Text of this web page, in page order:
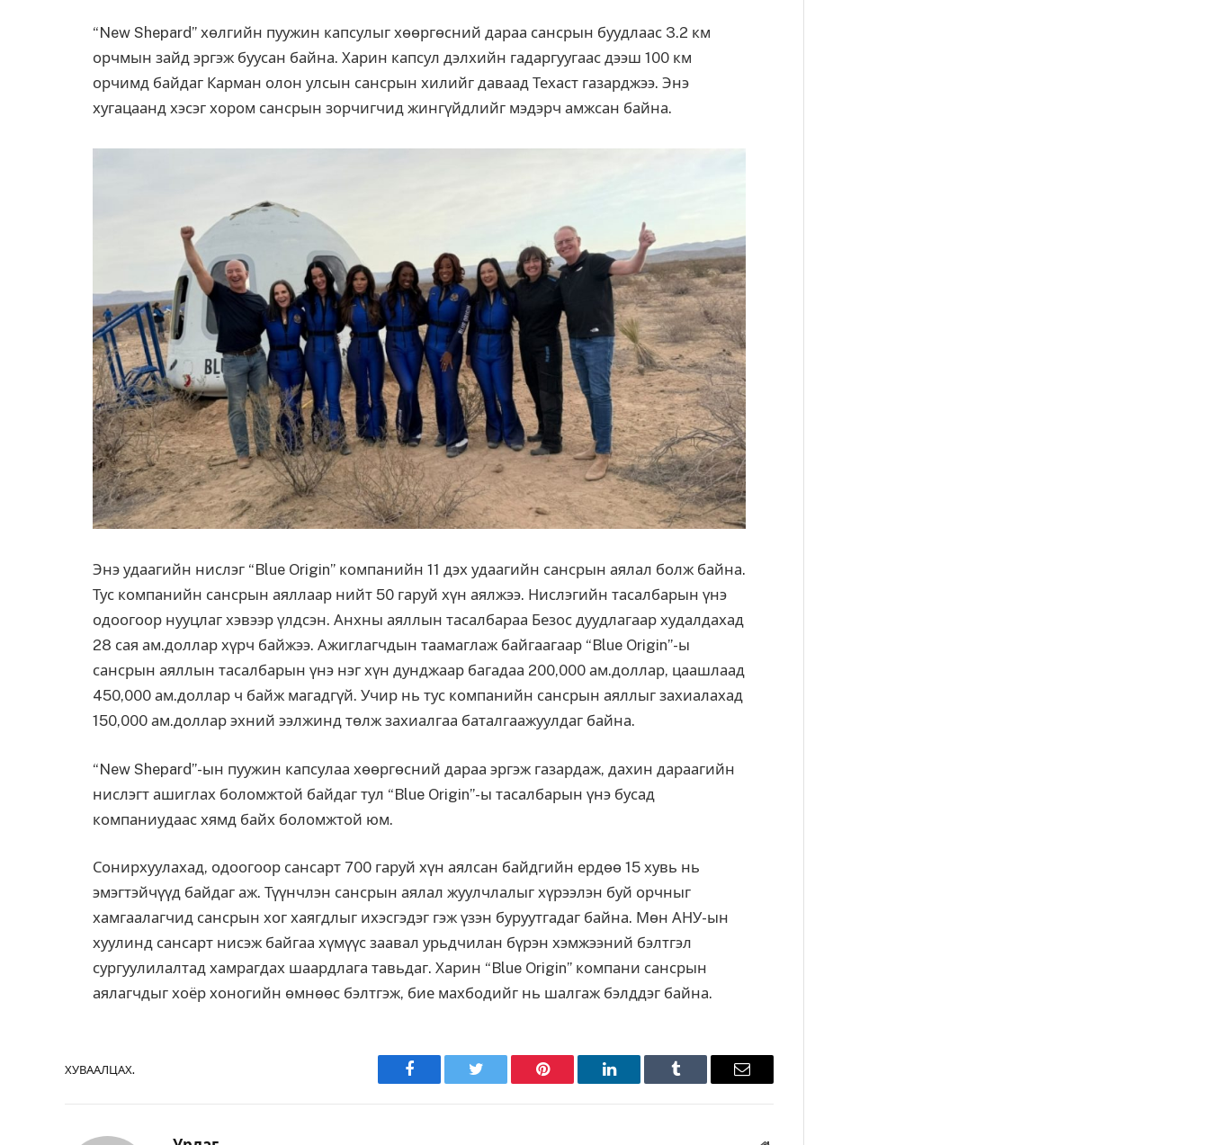
“New Shepard” хөлгийн пуужин капсулыг хөөргөсний дараа сансрын буудлаас 3.2 км
орчмын зайд эргэж буусан байна. Харин капсул дэлхийн гадаргуугаас дээш 100 км
орчимд байдаг Карман олон улсын сансрын хилийг даваад Техаст газарджээ. Энэ
хугацаанд хэсэг хором сансрын зорчигчид жингүйдлийг мэдэрч амжсан байна.
Энэ удаагийн нислэг “Blue Origin” компанийн 11 дэх удаагийн сансрын аялал болж байна.
Тус компанийн сансрын аяллаар нийт 50 гаруй хүн аялжээ. Нислэгийн тасалбарын үнэ
одоогоор нууцлаг хэвээр үлдсэн. Анхны аяллын тасалбараа Безос дуудлагаар худалдахад
28 сая ам.доллар хүрч байжээ. Ажиглагчдын таамаглаж байгаагаар “Blue Origin”-ы
сансрын аяллын тасалбарын үнэ нэг хүн дунджаар багадаа 200,000 ам.доллар, цаашлаад
450,000 ам.доллар ч байж магадгүй. Учир нь тус компанийн сансрын аяллыг захиалахад
150,000 ам.доллар эхний ээлжинд төлж захиалгаа баталгаажуулдаг байна.
“New Shepard”-ын пуужин капсулаа хөөргөсний дараа эргэж газардаж, дахин дараагийн
нислэгт ашиглах боломжтой байдаг тул “Blue Origin”-ы тасалбарын үнэ бусад
компаниудаас хямд байх боломжтой юм.
Сонирхуулахад, одоогоор сансарт 700 гаруй хүн аялсан байдгийн ердөө 15 хувь нь
эмэгтэйчүүд байдаг аж. Түүнчлэн сансрын аялал жуулчлалыг хүрээлэн буй орчныг
хамгаалагчид сансрын хог хаягдлыг ихэсгэдэг гэж үзэн буруутгадаг байна. Мөн АНУ-ын
хуулинд сансарт нисэж байгаа хүмүүс заавал урьдчилан бүрэн хэмжээний бэлтгэл
сургуулилалтад хамрагдах шаардлага тавьдаг. Харин “Blue Origin” компани сансрын
аялагчдыг хоёр хоногийн өмнөөс бэлтгэж, бие махбодийг нь шалгаж бэлддэг байна.
ХУВААЛЦАХ.
Facebook Twitter Pinterest LinkedIn Tumblr Имэйл